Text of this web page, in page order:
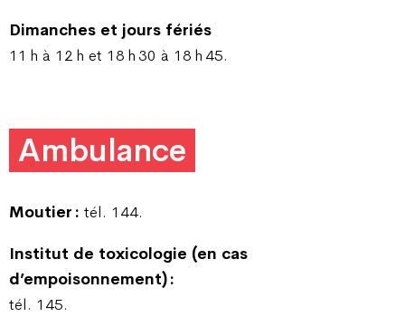
Dimanches et jours fériés
11 h à 12 h et 18 h 30 à 18 h 45.
Ambulance
Moutier : tél. 144.
Institut de toxicologie (en cas
d’empoisonnement) :
tél. 145.